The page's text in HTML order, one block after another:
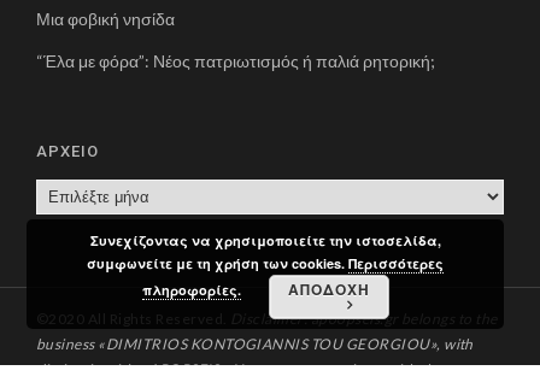
Μια φοβική νησίδα
“Έλα με φόρα”: Νέος πατριωτισμός ή παλιά ρητορική;
ΑΡΧΕΙΟ
Ρ
Ο
Disclaimer: apoopseis.gr belongs to the
business «DIMITRIOS KONTOGIANNIS TOU GEORGIOU», with
distinctive title «APOPSEIS». You can communicate with the
Συνεχίζοντας να χρησιμοποιείτε την ιστοσελίδα,
συμφωνείτε με τη χρήση των cookies.Περισσότερες
πληροφορίες.
ΑΠΟΔΟΧΗ